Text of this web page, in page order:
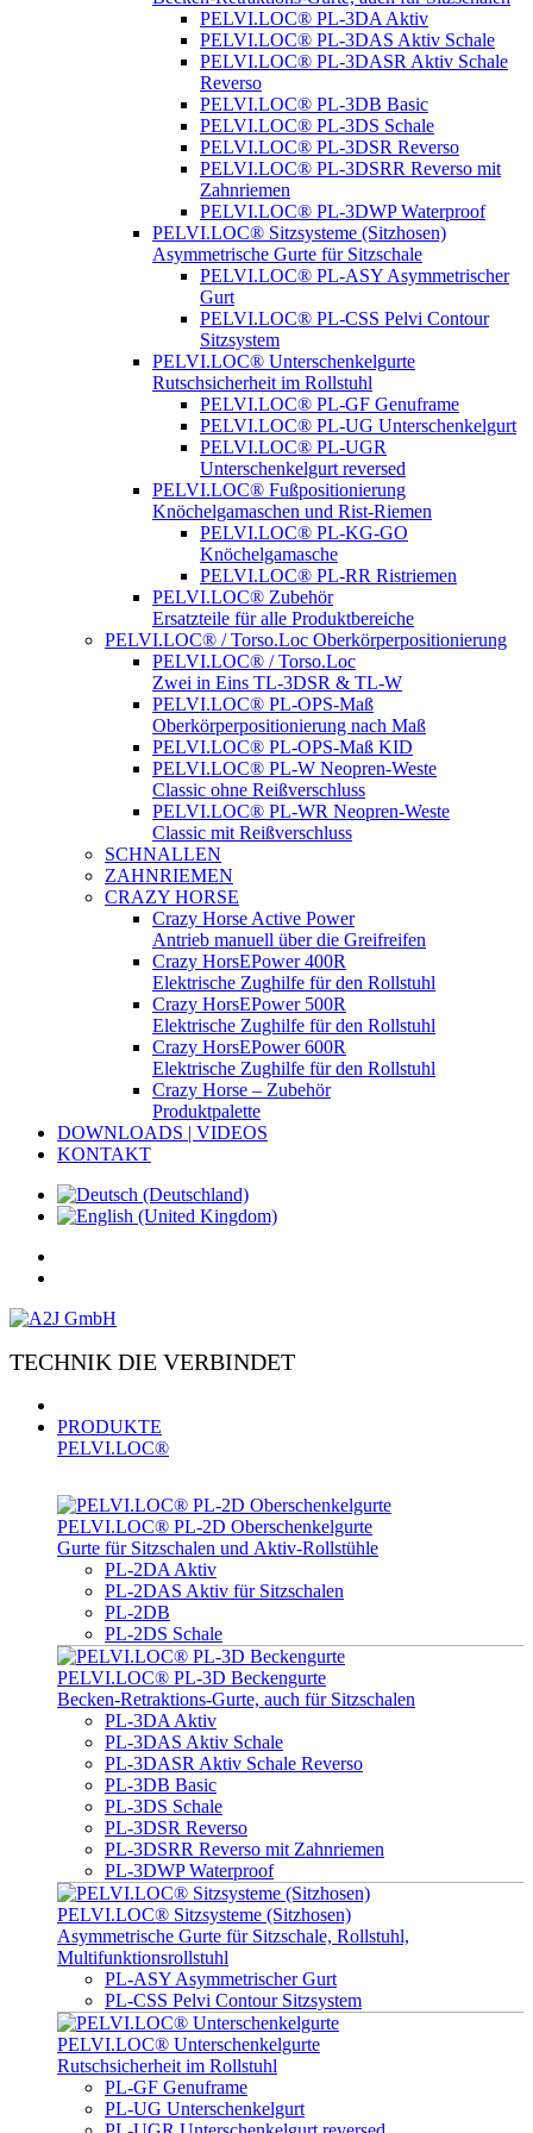
PELVI.LOC® PL-3DA Aktiv
PELVI.LOC® PL-3DAS Aktiv Schale
PELVI.LOC® PL-3DASR Aktiv Schale
Reverso
PELVI.LOC® PL-3DB Basic
PELVI.LOC® PL-3DS Schale
PELVI.LOC® PL-3DSR Reverso
PELVI.LOC® PL-3DSRR Reverso mit
Zahnriemen
PELVI.LOC® PL-3DWP Waterproof
PELVI.LOC® Sitzsysteme (Sitzhosen)
Asymmetrische Gurte für Sitzschale
PELVI.LOC® PL-ASY Asymmetrischer
Gurt
PELVI.LOC® PL-CSS Pelvi Contour
Sitzsystem
PELVI.LOC® Unterschenkelgurte
Rutschsicherheit im Rollstuhl
PELVI.LOC® PL-GF Genuframe
PELVI.LOC® PL-UG Unterschenkelgurt
PELVI.LOC® PL-UGR
Unterschenkelgurt reversed
PELVI.LOC® Fußpositionierung
Knöchelgamaschen und Rist-Riemen
PELVI.LOC® PL-KG-GO
Knöchelgamasche
PELVI.LOC® PL-RR Ristriemen
PELVI.LOC® Zubehör
Ersatzteile für alle Produktbereiche
PELVI.LOC® / Torso.Loc Oberkörperpositionierung
PELVI.LOC® / Torso.Loc
Zwei in Eins TL-3DSR & TL-W
PELVI.LOC® PL-OPS-Maß
Oberkörperpositionierung nach Maß
PELVI.LOC® PL-OPS-Maß KID
PELVI.LOC® PL-W Neopren-Weste
Classic ohne Reißverschluss
PELVI.LOC® PL-WR Neopren-Weste
Classic mit Reißverschluss
SCHNALLEN
ZAHNRIEMEN
CRAZY HORSE
Crazy Horse Active Power
Antrieb manuell über die Greifreifen
Crazy HorsEPower 400R
Elektrische Zughilfe für den Rollstuhl
Crazy HorsEPower 500R
Elektrische Zughilfe für den Rollstuhl
Crazy HorsEPower 600R
Elektrische Zughilfe für den Rollstuhl
Crazy Horse – Zubehör
Produktpalette
DOWNLOADS | VIDEOS
KONTAKT
TECHNIK DIE VERBINDET
PRODUKTE
PELVI.LOC®
PELVI.LOC® PL-­2D Oberschenkelgurte
Gurte für Sitzschalen und Aktiv-Rollstühle
PL-2DA Aktiv
PL-2DAS Aktiv für Sitzschalen
PL-2DB
PL-2DS Schale
PELVI.LOC® PL-3D Beckengurte
Becken-Retraktions-Gurte, auch für Sitzschalen
PL-3DA Aktiv
PL-3DAS Aktiv Schale
PL-3DASR Aktiv Schale Reverso
PL-3DB Basic
PL-3DS Schale
PL-3DSR Reverso
PL-3DSRR Reverso mit Zahnriemen
PL-3DWP Waterproof
PELVI.LOC® Sitzsysteme (Sitzhosen)
Asymmetrische Gurte für Sitzschale, Rollstuhl,
Multifunktionsrollstuhl
PL-ASY Asymmetrischer Gurt
PL-CSS Pelvi Contour Sitzsystem
PELVI.LOC® Unterschenkelgurte
Rutschsicherheit im Rollstuhl
PL-GF Genuframe
PL-UG Unterschenkelgurt